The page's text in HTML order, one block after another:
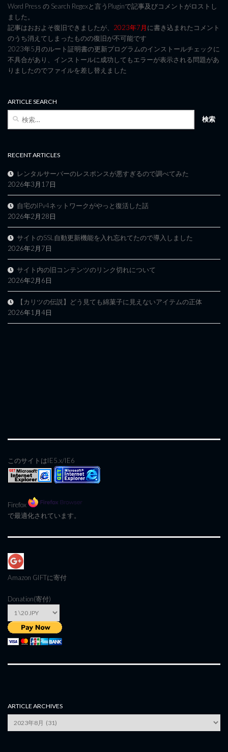
Word Press の Search Regexと言うPluginで記事及びコメントがロストし
ました。
記事はおおよそ復旧できましたが、 2023年7月に書き込まれたコメント
のうち消えてしまったものの復旧が不可能です
2023年5月のルート証明書の更新プログラムのインストールチェックに
不具合があり、インストールに成功してもエラーが表示される問題があ
りましたのでファイルを差し替えました
ARTICLE SEARCH
RECENT ARTICLES
レンタルサーバーのレスポンスが悪すぎるので調べてみた
2026年3月17日
自宅のIPv4ネットワークがやっと復活した話
2026年2月28日
サイトのSSL自動更新機能を入れ忘れてたので導入しました
2026年2月7日
サイト内の旧コンテンツのリンク切れについて
2026年2月6日
【カリツの伝説】どう見ても綿菓子に見えないアイテムの正体
2026年1月4日
このサイトはIE5.x/IE6
Firefox
で最適化されています。
Amazon GIFTに寄付
Donation(寄付)
ARTICLE ARCHIVES
Archives